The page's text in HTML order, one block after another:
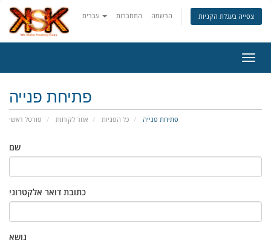
התחברות הרשמה צפייה בעגלת הקניות
פתיחת פנייה
פורטל ראשי אזור לקוחות כל הפניות פתיחת פנייה
שם
כתובת דואר אלקטרוני
נושא